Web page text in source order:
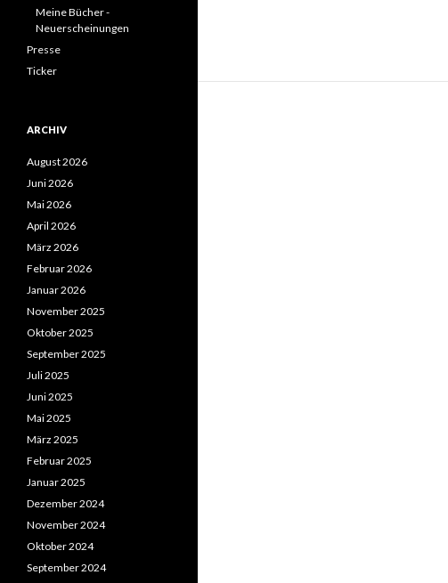
Meine Bücher -
Neuerscheinungen
Presse
Ticker
ARCHIV
August 2026
Juni 2026
Mai 2026
April 2026
März 2026
Februar 2026
Januar 2026
November 2025
Oktober 2025
September 2025
Juli 2025
Juni 2025
Mai 2025
März 2025
Februar 2025
Januar 2025
Dezember 2024
November 2024
Oktober 2024
September 2024